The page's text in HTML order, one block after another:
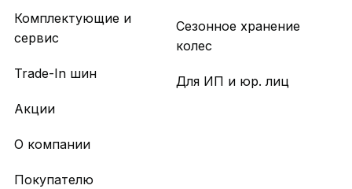
Комплектующие и
сервис
Trade-In шин
Акции
Сезонное хранение
колес
Для ИП и юр. лиц
О компании
Покупателю